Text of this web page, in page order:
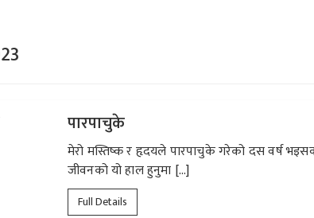
पारपाचुके
मेरो मस्तिष्क र हृदयले पारपाचुके गरेको दस वर्ष
जीवनको यो हाल हुनुमा […]
Full Details